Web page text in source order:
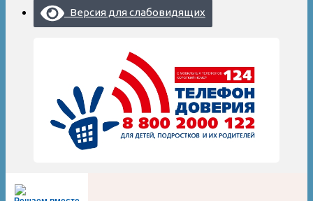
Версия для слабовидящих